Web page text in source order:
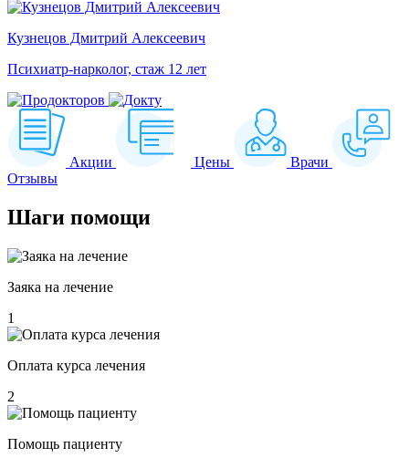
Кузнецов Дмитрий Алексеевич
Психиатр-нарколог, стаж 12 лет
Акции Цены
Врачи
Отзывы
Шаги помощи
Заяка на лечение
1
Оплата курса лечения
2
Помощь пациенту